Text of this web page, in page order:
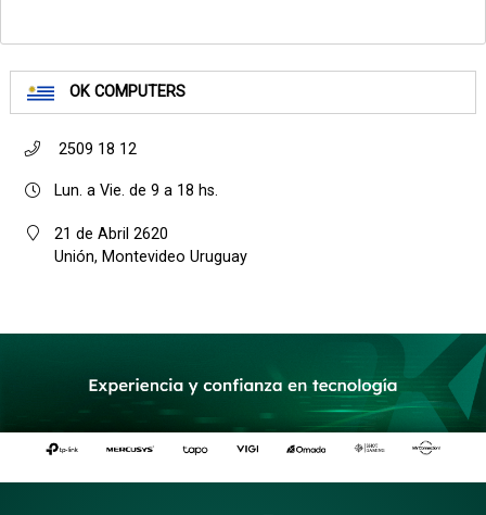
OK COMPUTERS
2509 18 12
Lun. a Vie. de 9 a 18 hs.
21 de Abril 2620
Unión, Montevideo Uruguay